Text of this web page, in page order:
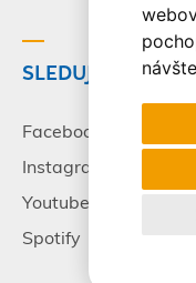
SLEDUJTE NÁS
Facebook
Instagram
Youtube
Spotify